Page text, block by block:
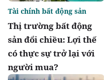
Thị trường bất động
sản đổi chiều: Lợi thế
có thực sự trở lại với
người mua?
Tài chính bất động sản